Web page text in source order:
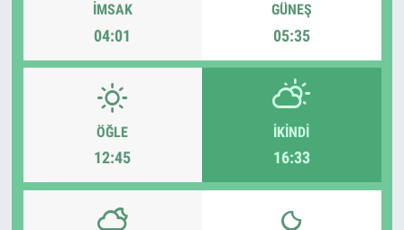
İMSAK
04:01
GÜNEŞ
05:35
ÖĞLE
12:45
İKINDI
16:33